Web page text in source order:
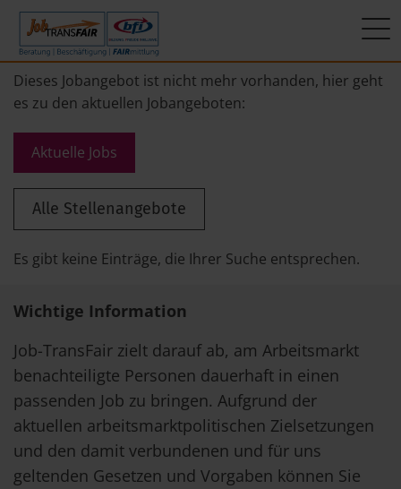
Dieses Jobangebot ist nicht mehr vorhanden, hier geht
es zu den aktuellen Jobangeboten:
Aktuelle Jobs
Alle Stellenangebote
Es gibt keine Einträge, die Ihrer Suche entsprechen.
Wichtige Information
Job-TransFair zielt darauf ab, am Arbeitsmarkt
benachteiligte Personen dauerhaft in einen
passenden Job zu bringen. Aufgrund der
aktuellen arbeitsmarktpolitischen Zielsetzungen
und den damit verbundenen und für uns
geltenden Gesetzen und Vorgaben können Sie
Mein Weg zum Job
Beschäftigung
FAIRmittlung
ÜBER UNS
KI-Manifest
Ergebnisse
Geschichte
News
Newsletter
Standorte
Interner Bereich
JobImpuls
Zeiterfassung